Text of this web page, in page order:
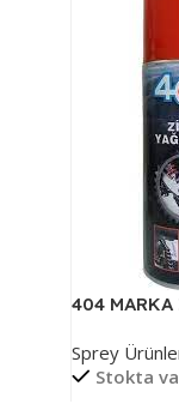
404
Sprey
Stokta